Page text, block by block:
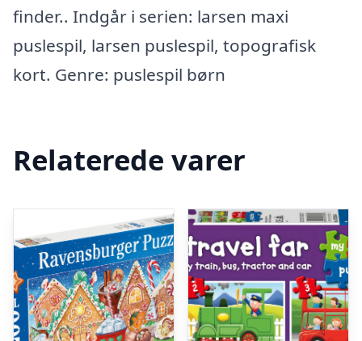
finder.. Indgår i serien: larsen maxi
puslespil, larsen puslespil, topografisk
kort. Genre: puslespil børn
Relaterede varer